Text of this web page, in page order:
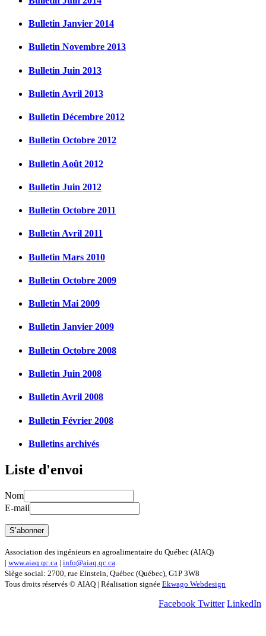
Bulletin Janvier 2014
Bulletin Novembre 2013
Bulletin Juin 2013
Bulletin Avril 2013
Bulletin Décembre 2012
Bulletin Octobre 2012
Bulletin Août 2012
Bulletin Juin 2012
Bulletin Octobre 2011
Bulletin Avril 2011
Bulletin Mars 2010
Bulletin Octobre 2009
Bulletin Mai 2009
Bulletin Janvier 2009
Bulletin Octobre 2008
Bulletin Juin 2008
Bulletin Avril 2008
Bulletin Février 2008
Bulletins archivés
Liste d'envoi
Nom
E-mail
Association des ingénieurs en agroalimentaire du Québec (AIAQ)
| www.aiaq.qc.ca | info@aiaq.qc.ca
Siège social: 2700, rue Einstein, Québec (Québec), G1P 3W8
Tous droits réservés © AIAQ | Réalisation signée Ekwago Webdesign
Facebook Twitter LinkedIn